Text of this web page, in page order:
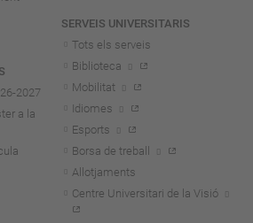
2027
a la
SERVEIS UNIVERSITARIS
Tots els serveis
Biblioteca
Mobilitat
Idiomes
Esports
Borsa de treball
Allotjaments
Centre Universitari de la Visió